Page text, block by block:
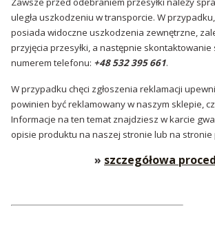
uległa uszkodzeniu w transporcie. W
posiada widoczne uszkodzenia zewnętrzne,
przyjęcia przesyłki, a następnie skontaktowanie
numerem telefonu: +48 532 395 661.
W przypadku chęci zgłoszenia reklamacji
powinien być reklamowany w naszym sklepie,
Informacje na ten temat znajdziesz w karcie
opisie produktu na naszej stronie lub na stronie
» szczegółowa